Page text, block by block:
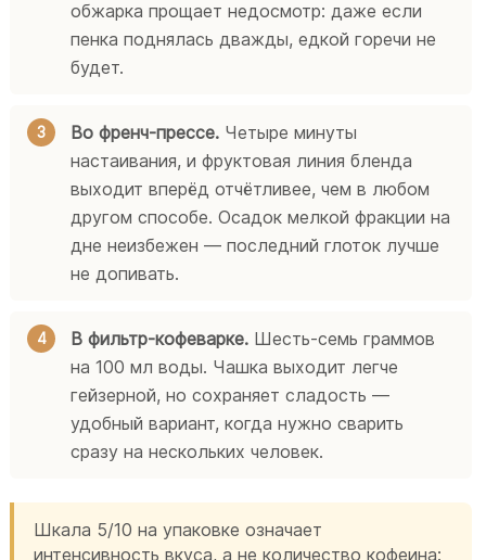
обжарка прощает недосмотр: даже если
пенка поднялась дважды, едкой горечи не
будет.
Во френч-прессе. Четыре минуты
настаивания, и фруктовая линия бленда
выходит вперёд отчётливее, чем в любом
другом способе. Осадок мелкой фракции на
дне неизбежен — последний глоток лучше
не допивать.
В фильтр-кофеварке. Шесть-семь граммов
на 100 мл воды. Чашка выходит легче
гейзерной, но сохраняет сладость —
удобный вариант, когда нужно сварить
сразу на нескольких человек.
Шкала 5/10 на упаковке означает
интенсивность вкуса, а не количество кофеина: